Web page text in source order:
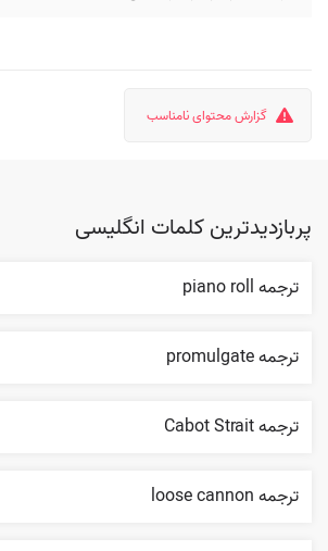
گزارش محتوای نامناسب
پربازدیدترین کلمات انگلیسی
ترجمه piano roll
ترجمه promulgate
ترجمه Cabot Strait
ترجمه loose cannon